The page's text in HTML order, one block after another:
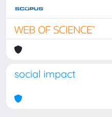
social impact